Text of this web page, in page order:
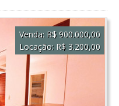
Venda: R$ 900.000,00
Locação: R$ 3.200,00